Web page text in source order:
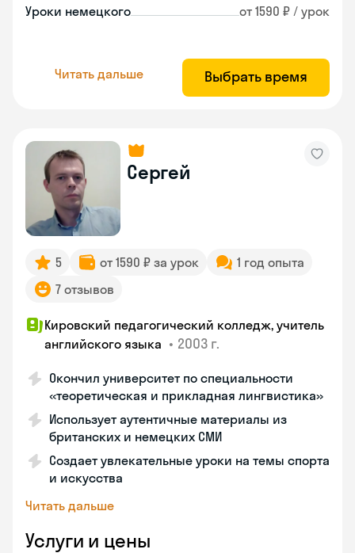
Уроки немецкого от 1590 ₽ / урок
Читать дальше Выбрать время
Сергей
5 от 1590 ₽ за урок
1 год опыта
7 отзывов
Кировский педагогический колледж, учитель
английского языка • 2003 г.
Окончил университет по специальности
«теоретическая и прикладная лингвистика»
Использует аутентичные материалы из
британских и немецких СМИ
Создает увлекательные уроки на темы спорта
и искусства
Читать дальше
Услуги и цены